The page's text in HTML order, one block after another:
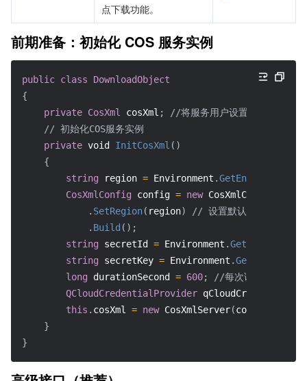
点下载功能。
前期准备：初始化 COS 服务实例
public class
DownloadObject
{
private CosXml cosXml ;
//将服务用户设置成数据成员
// 初始化COS服务实例
private void InitCosXml ( )
{
string region = Environment .
CosXmlConfig config = new
. SetRegion( region)
// 设置默认的地域,
. Build ( ) ;
string secretId = Environment .
string secretKey = Environment .
long durationSecond = 600;
//每次请求签名有效
QCloudCredentialProvider
this . cosXml = new CosXmlServer(config
}
}